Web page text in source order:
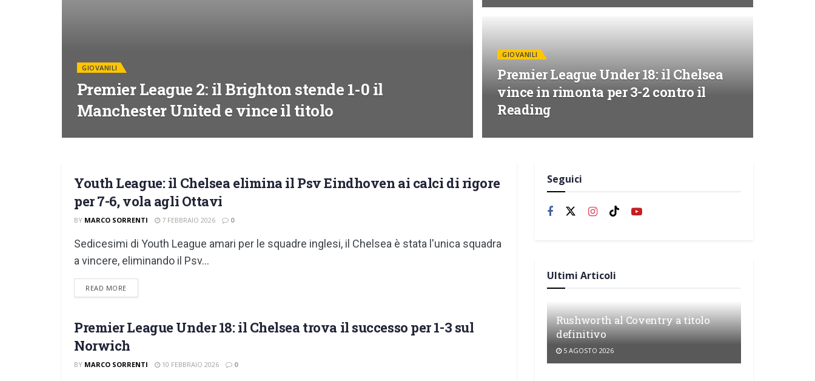
GIOVANILI
Premier League 2: il Brighton stende 1-0 il
Manchester United e vince il titolo
GIOVANILI
Premier League Under 18: il Chelsea
vince in rimonta per 3-2 contro il
Reading
GIOVANILI
Youth League: il Chelsea elimina il Psv Eindhoven ai calci di rigore
per 7-6, vola agli Ottavi
BY MARCO SORRENTI 7 FEBBRAIO 2026 0
Sedicesimi di Youth League amari per le squadre inglesi, il Chelsea è stata l'unica squadra
a vincere, eliminando il Psv...
READ MOREDETAILS
GIOVANILI
Premier League Under 18: il Chelsea trova il successo per 1-3 sul
Norwich
BY MARCO SORRENTI 10 FEBBRAIO 2026 0
Seguici
Ultimi Articoli
Rushworth al Coventry a titolo
definitivo
5 AGOSTO 2026